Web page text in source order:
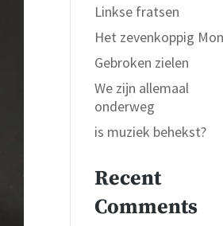
Linkse fratsen
Het zevenkoppig
Gebroken zielen
We zijn allemaal
onderweg
is muziek behekst?
Recent
Comments